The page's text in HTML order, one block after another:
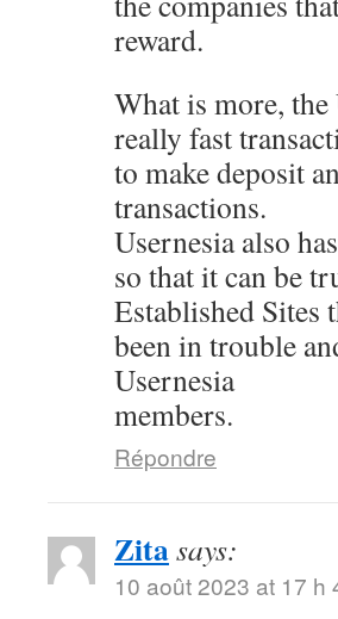
reward.
What is more, the
really fast
to make deposit
transactions.
Usernesia also
so that it can be
Established Sites
been in trouble
Usernesia
members.
Répondre
Zitasays:
10 août 2023 at 17 h